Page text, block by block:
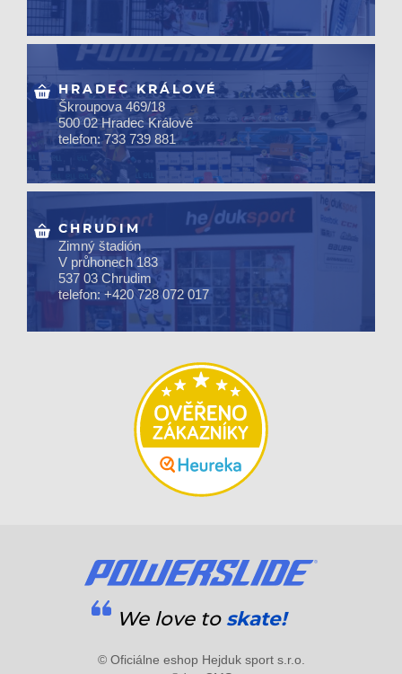
HRADEC KRÁLOVÉ
Škroupova 469/18
500 02 Hradec Králové
telefon: 733 739 881
CHRUDIM
Zimný štadión
V průhonech 183
537 03 Chrudim
telefon: +420 728 072 017
We love to skate!
© Oficiálne eshop Hejduk sport s.r.o.